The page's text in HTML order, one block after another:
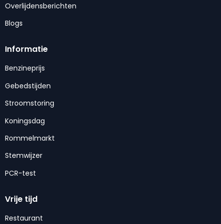
Overlijdensberichten
Blogs
Informatie
Benzineprijs
Gebedstijden
Stroomstoring
Koningsdag
Rommelmarkt
Stemwijzer
PCR-test
Vrije tijd
Restaurant